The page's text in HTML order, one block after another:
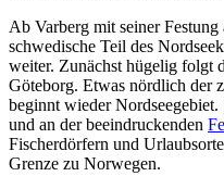
Ab Varberg mit seiner Festung
schwedische Teil des
weiter. Zunächst hügelig folgt
Göteborg. Etwas nördlich der
beginnt wieder Nordseegebiet.
und an der beeindruckenden
Fischerdörfern und
Grenze zu Norwegen.